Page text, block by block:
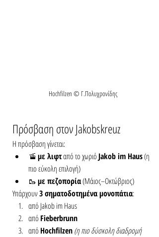
Hochfilzen © Γ.Πολυχρονίδης
Πρόσβαση στον Jakobskreuz
Η πρόσβαση γίνεται:
🚡 με λιφτ από το χωριό Jakob im Haus (η
πιο εύκολη επιλογή)
🥾 με πεζοπορία (Μάιος–Οκτώβριος)
Υπάρχουν 3 σηματοδοτημένα μονοπάτια:
από Jakob im Haus
από Fieberbrunn
από Hochfilzen(η πιο δύσκολη διαδρομή